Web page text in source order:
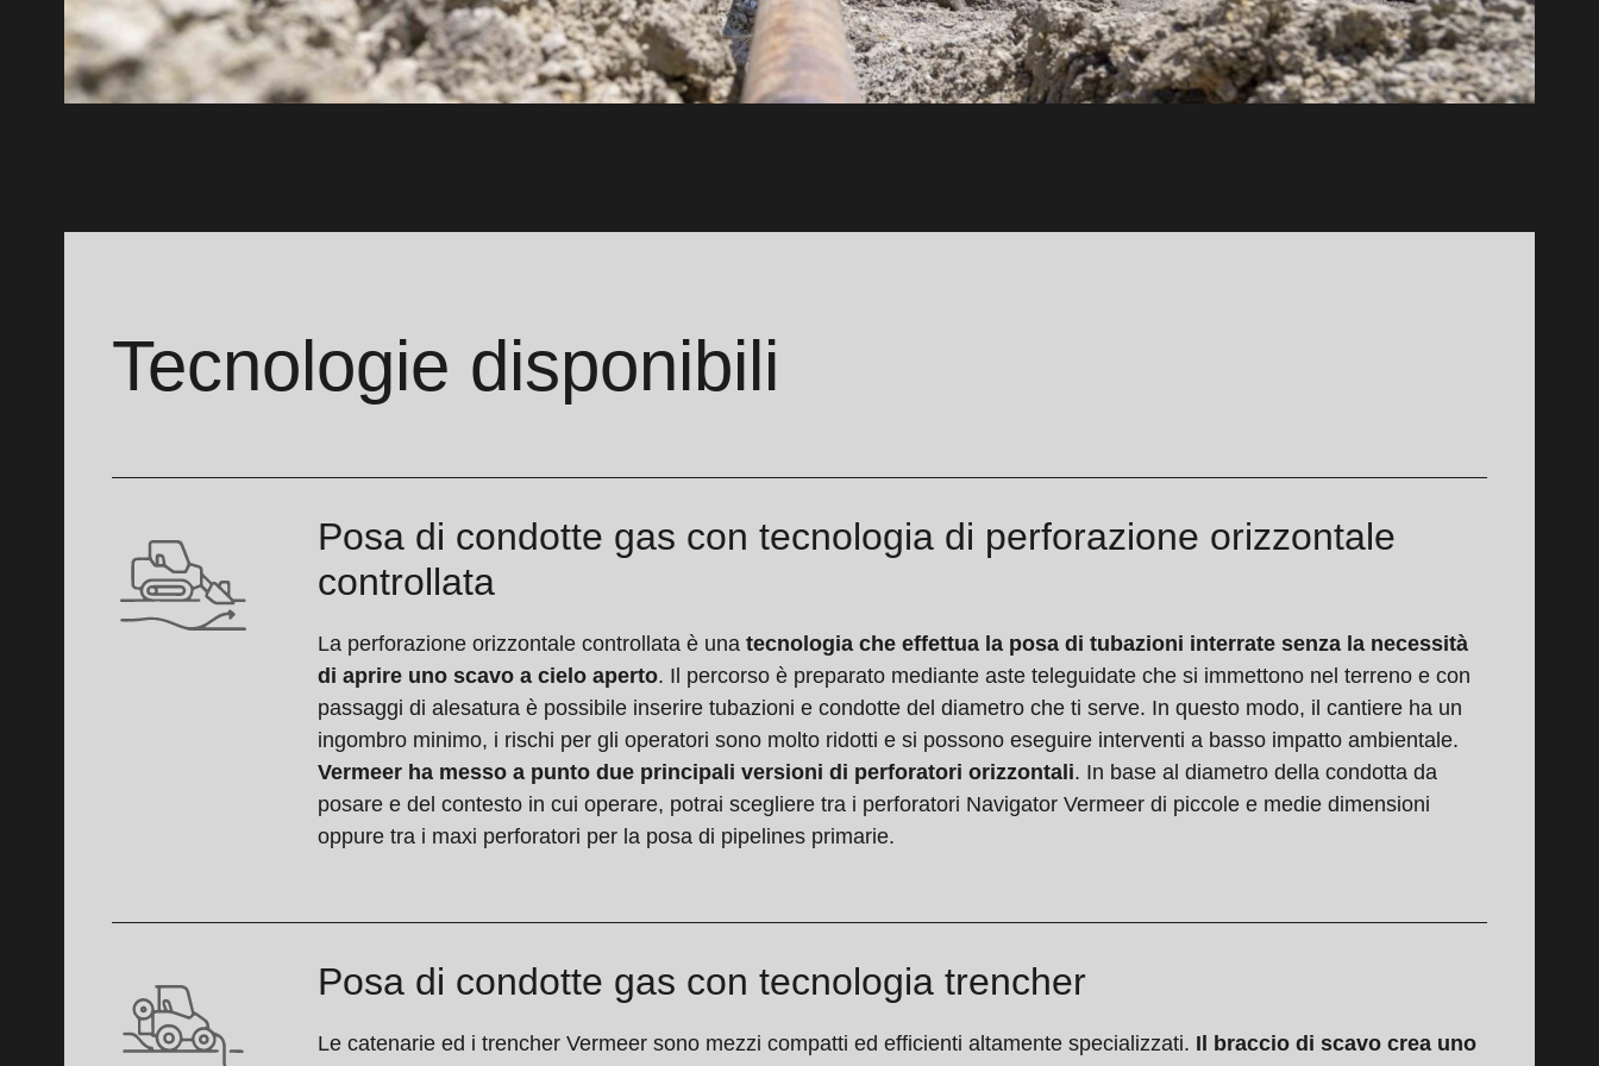
Tecnologie disponibili
Posa di condotte gas con tecnologia di perforazione orizzontale
controllata
La perforazione orizzontale controllata è unatecnologia che effettua la posa di tubazioni interrate senza la necessità
di aprire uno scavo a cielo aperto. Il percorso è preparato mediante aste teleguidate che si immettono nel terreno e con
passaggi di alesatura è possibile inserire tubazioni e condotte del diametro che ti serve. In questo modo, il cantiere ha un
ingombro minimo, i rischi per gli operatori sono molto ridotti e si possono eseguire interventi a basso impatto ambientale.
Vermeer ha messo a punto due principali versioni di perforatori orizzontali. In base al diametro della condotta da
posare e del contesto in cui operare, potrai scegliere tra i perforatori Navigator Vermeer di piccole e medie dimensioni
oppure tra i maxi perforatori per la posa di pipelines primarie.
Posa di condotte gas con tecnologia trencher
Le catenarie ed i trencher Vermeer sono mezzi compatti ed efficienti altamente specializzati. Il braccio di scavo crea uno